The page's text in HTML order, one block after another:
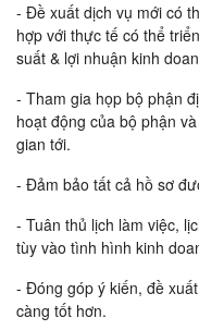
- Đề xuất dịch vụ mới có
hợp với thực tế có thể
suất & lợi nhuận kinh
- Tham gia họp bộ phận
hoạt động của bộ phận
gian tới.
- Đảm bảo tất cả hồ sơ
- Tuân thủ lịch làm việc,
tùy vào tình hình kinh
- Đóng góp ý kiến, đề
càng tốt hơn.